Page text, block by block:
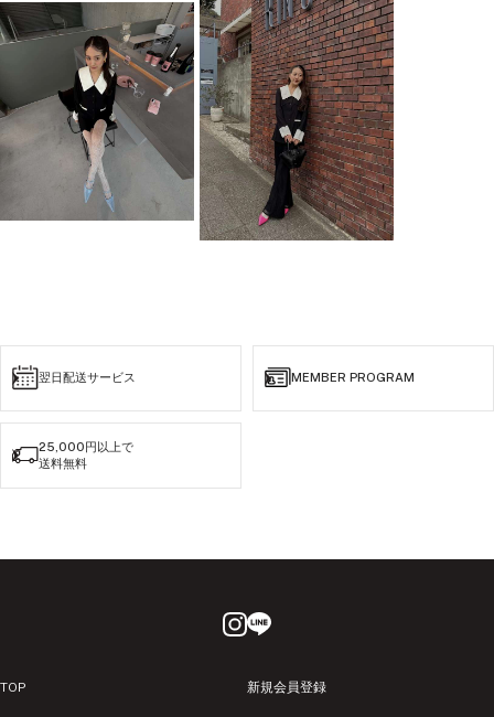
翌日配送サービス MEMBER PROGRAM
25,000円以上で
送料無料
TOP 新規会員登録